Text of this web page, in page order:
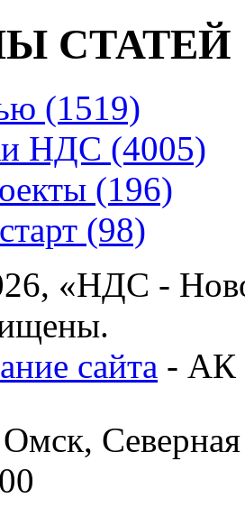
СТАТЕЙ
(1519)
НДС (4005)
(196)
(98)
«НДС -
сайта - АК